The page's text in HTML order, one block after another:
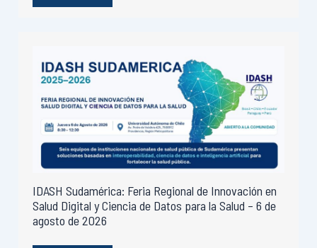
IDASH Sudamérica: Feria Regional de Innovación en
Salud Digital y Ciencia de Datos para la Salud – 6 de
agosto de 2026